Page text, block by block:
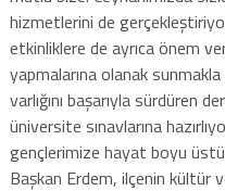
hizmetlerini de
etkinliklere de ayrıca önem
yapmalarına olanak
varlığını başarıyla sürdüren
üniversite sınavlarına
gençlerimize hayat boyu
Başkan Erdem, ilçenin kültür